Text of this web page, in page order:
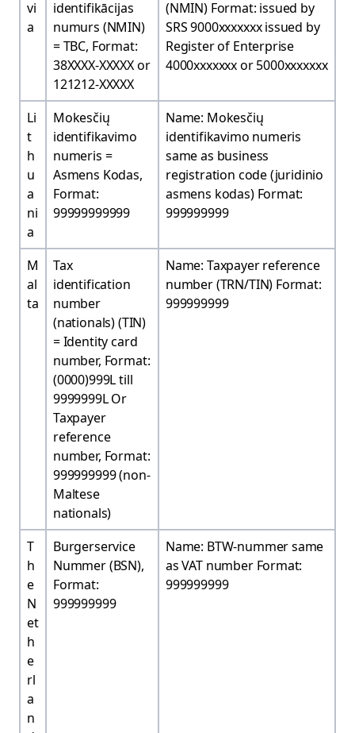
vi
a
identifikācijas
numurs (NMIN)
= TBC, Format:
38XXXX-XXXXX or
121212-XXXXX
(NMIN) Format: issued by
SRS 9000xxxxxxx issued by
Register of Enterprise
4000xxxxxxx or 5000xxxxxxx
Li
t
h
u
a
ni
a
Mokesčių
identifikavimo
numeris =
Asmens Kodas,
Format:
99999999999
Name: Mokesčių
identifikavimo numeris
same as business
registration code (juridinio
asmens kodas) Format:
999999999
M
al
ta
Tax
identification
number
(nationals) (TIN)
= Identity card
number, Format:
(0000)999L till
9999999L Or
Taxpayer
reference
number, Format:
999999999 (non-
Maltese
nationals)
Name: Taxpayer reference
number (TRN/TIN) Format:
999999999
T
h
e
N
et
h
e
rl
a
n
Burgerservice
Nummer (BSN),
Format:
999999999
Name: BTW-nummer same
as VAT number Format:
999999999